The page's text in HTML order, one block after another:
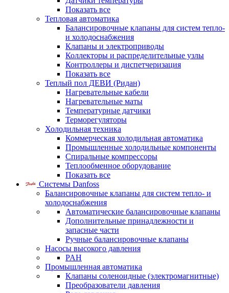
Показать все
Тепловая автоматика
Балансировочные клапаны для систем тепло-
и холодоснабжения
Клапаны и электроприводы
Коллекторы и распределительные узлы
Контроллеры и диспетчеризация
Показать все
Теплый пол ДЕВИ (Ридан)
Нагревательные кабели
Нагревательные маты
Температурные датчики
Терморегуляторы
Холодильная техника
Коммерческая холодильная автоматика
Промышленные холодильные компоненты
Спиральные компрессоры
Теплообменное оборудование
Показать все
Системы Danfoss
Балансировочные клапаны для систем тепло- и
холодоснабжения
Автоматические балансировочные клапаны
Дополнительные принадлежности и
запасные части
Ручные балансировочные клапаны
Насосы высокого давления
PAH
Промышленная автоматика
Клапаны соленоидные (электромагнитные)
Преобразователи давления